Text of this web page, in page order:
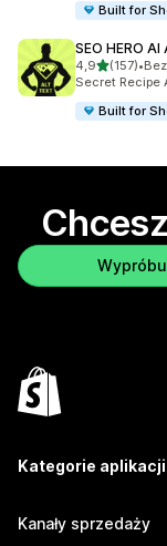
Built for
SEO HERO
4,9na 5(157)
Łączna liczba
•
Secret Recipe
Built for
Kategorie aplikacji
Kanały sprzedaży